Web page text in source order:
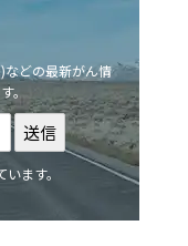
などの最新がん情
。
ます。